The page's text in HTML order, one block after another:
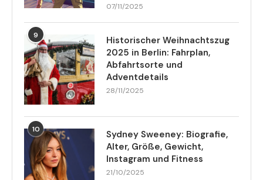
07/11/2025
9
Historischer Weihnachtszug
2025 in Berlin: Fahrplan,
Abfahrtsorte und
Adventdetails
28/11/2025
10
Sydney Sweeney: Biografie,
Alter, Größe, Gewicht,
Instagram und Fitness
21/10/2025